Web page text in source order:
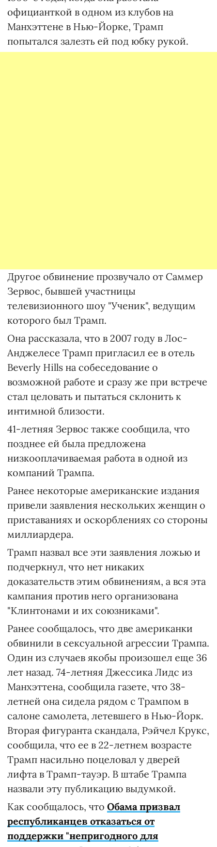
официанткой в одном из клубов на
Манхэттене в Нью-Йорке, Трамп
попытался залезть ей под юбку рукой.
Другое обвинение прозвучало от Саммер
Зервос, бывшей участницы
телевизионного шоу "Ученик", ведущим
которого был Трамп.
Она рассказала, что в 2007 году в Лос-
Анджелесе Трамп пригласил ее в отель
Beverly Hills на собеседование о
возможной работе и сразу же при встрече
стал целовать и пытаться склонить к
интимной близости.
41-летняя Зервос также сообщила, что
позднее ей была предложена
низкооплачиваемая работа в одной из
компаний Трампа.
Ранее некоторые американские издания
привели заявления нескольких женщин о
приставаниях и оскорблениях со стороны
миллиардера.
Трамп назвал все эти заявления ложью и
подчеркнул, что нет никаких
доказательств этим обвинениям, а вся эта
кампания против него организована
"Клинтонами и их союзниками".
Ранее сообщалось, что две американки
обвинили в сексуальной агрессии Трампа.
Один из случаев якобы произошел еще 36
лет назад. 74-летняя Джессика Лидс из
Манхэттена, сообщила газете, что 38-
летней она сидела рядом с Трампом в
салоне самолета, летевшего в Нью-Йорк.
Вторая фигуранта скандала, Рэйчел Крукс,
сообщила, что ее в 22-летнем возрасте
Трамп насильно поцеловал у дверей
лифта в Трамп-тауэр. В штабе Трампа
назвали эту публикацию выдумкой.
Как сообщалось, что Обама призвал
республиканцев отказаться от
поддержки "непригодного для